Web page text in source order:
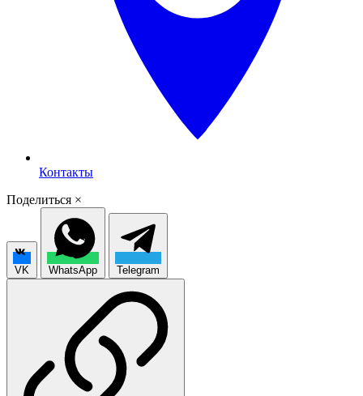
Контакты
Поделиться ×
VK WhatsApp Telegram